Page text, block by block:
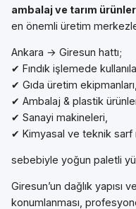
ambalaj ve tarım
en önemli üretim
Ankara → Giresun hattı;
✔ Fındık işlemede
✔ Gıda üretim ekipmanları,
✔ Ambalaj & plastik
✔ Sanayi makineleri,
✔ Kimyasal ve teknik sarf
sebebiyle yoğun paletli
Giresun’un dağlık yapısı
konumlanması,